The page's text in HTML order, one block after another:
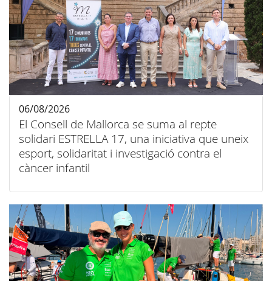
El Consell de Mallorca se suma al repte
solidari ESTRELLA 17, una iniciativa que uneix
esport, solidaritat i investigació contra el
càncer infantil
06/08/2026